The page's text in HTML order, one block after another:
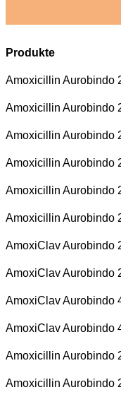
Produkte
Amoxicillin Aurobindo
Amoxicillin Aurobindo
Amoxicillin Aurobindo
Amoxicillin Aurobindo
Amoxicillin Aurobindo
Amoxicillin Aurobindo
AmoxiClav Aurobindo
AmoxiClav Aurobindo
AmoxiClav Aurobindo
AmoxiClav Aurobindo
Amoxicillin Aurobindo
Amoxicillin Aurobindo